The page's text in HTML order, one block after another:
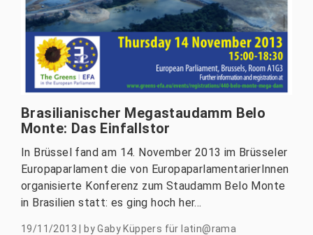
Brasilianischer Megastaudamm Belo
Monte: Das Einfallstor
In Brüssel fand am 14. November 2013 im Brüsseler
Europaparlament die von EuropaparlamentarierInnen
organisierte Konferenz zum Staudamm Belo Monte
in Brasilien statt: es ging hoch her...
19/11/2013 byGaby Küppers für latin@rama